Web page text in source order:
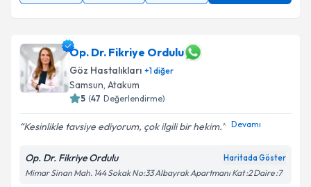
Op. Dr. Fikriye Ordulu
Göz Hastalıkları +1diğer
Samsun, Atakum
5 (47 Değerlendirme)
Kesinlikle tavsiye ediyorum, çok ilgili bir hekim. Devamı
Op. Dr. Fikriye Ordulu Haritada Göster
Mimar Sinan Mah. 144 Sokak No:33 Albayrak Apartmanı Kat :2 Daire :7